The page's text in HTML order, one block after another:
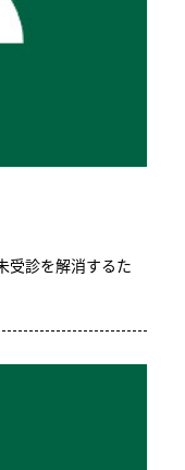
受診を解消するた